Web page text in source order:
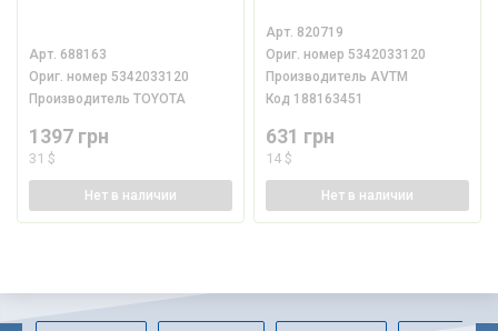
Арт. 688163
Ориг. номер 5342033120
ПроизводительTOYOTA
1397 грн
31 $
Нет в наличии
Арт. 820719
Ориг. номер 5342033120
Производитель AVTM
Код 188163451
631 грн
14 $
Нет в наличии